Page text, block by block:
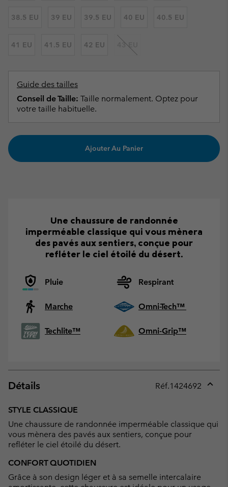
38.5 EU 39 EU 39.5 EU 40 EU 40.5 EU
41 EU 41.5 EU 42 EU 43 EU
Guide des tailles
Conseil de Taille: Taille normalement. Optez pour
votre taille habituelle.
Ajouter Au Panier
Une chaussure de randonnée
imperméable classique qui vous mènera
des pavés aux sentiers, conçue pour
refléter le ciel étoilé du désert.
Pluie Respirant
Marche Omni-Tech™
Techlite™ Omni-Grip™
Détails Réf.1424692
STYLE CLASSIQUE
Une chaussure de randonnée imperméable classique qui
vous mènera des pavés aux sentiers, conçue pour
refléter le ciel étoilé du désert.
CONFORT QUOTIDIEN
Grâce à son design léger et à sa semelle intercalaire